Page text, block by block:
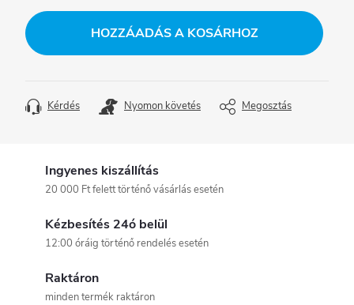
HOZZÁADÁS A KOSÁRHOZ
Kérdés Nyomon követés Megosztás
Ingyenes kiszállítás
20 000 Ft felett történő vásárlás esetén
Kézbesítés 24ó belül
12:00 óráig történő rendelés esetén
Raktáron
minden termék raktáron